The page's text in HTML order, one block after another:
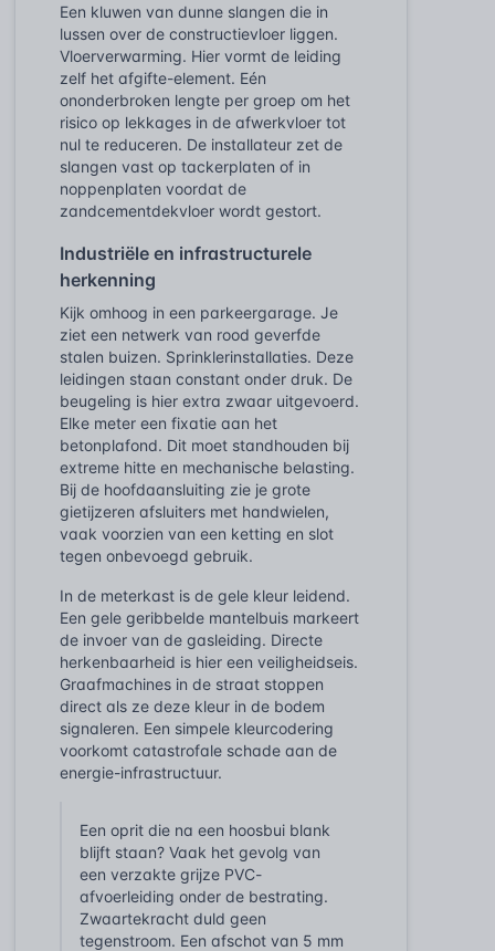
Een kluwen van dunne slangen die in
lussen over de constructievloer liggen.
Vloerverwarming. Hier vormt de leiding
zelf het afgifte-element. Eén
ononderbroken lengte per groep om het
risico op lekkages in de afwerkvloer tot
nul te reduceren. De installateur zet de
slangen vast op tackerplaten of in
noppenplaten voordat de
zandcementdekvloer wordt gestort.
Industriële en infrastructurele
herkenning
Kijk omhoog in een parkeergarage. Je
ziet een netwerk van rood geverfde
stalen buizen. Sprinklerinstallaties. Deze
leidingen staan constant onder druk. De
beugeling is hier extra zwaar uitgevoerd.
Elke meter een fixatie aan het
betonplafond. Dit moet standhouden bij
extreme hitte en mechanische belasting.
Bij de hoofdaansluiting zie je grote
gietijzeren afsluiters met handwielen,
vaak voorzien van een ketting en slot
tegen onbevoegd gebruik.
In de meterkast is de gele kleur leidend.
Een gele geribbelde mantelbuis markeert
de invoer van de gasleiding. Directe
herkenbaarheid is hier een veiligheidseis.
Graafmachines in de straat stoppen
direct als ze deze kleur in de bodem
signaleren. Een simpele kleurcodering
voorkomt catastrofale schade aan de
energie-infrastructuur.
Een oprit die na een hoosbui blank
blijft staan? Vaak het gevolg van
een verzakte grijze PVC-
afvoerleiding onder de bestrating.
Zwaartekracht duld geen
tegenstroom. Een afschot van 5 mm